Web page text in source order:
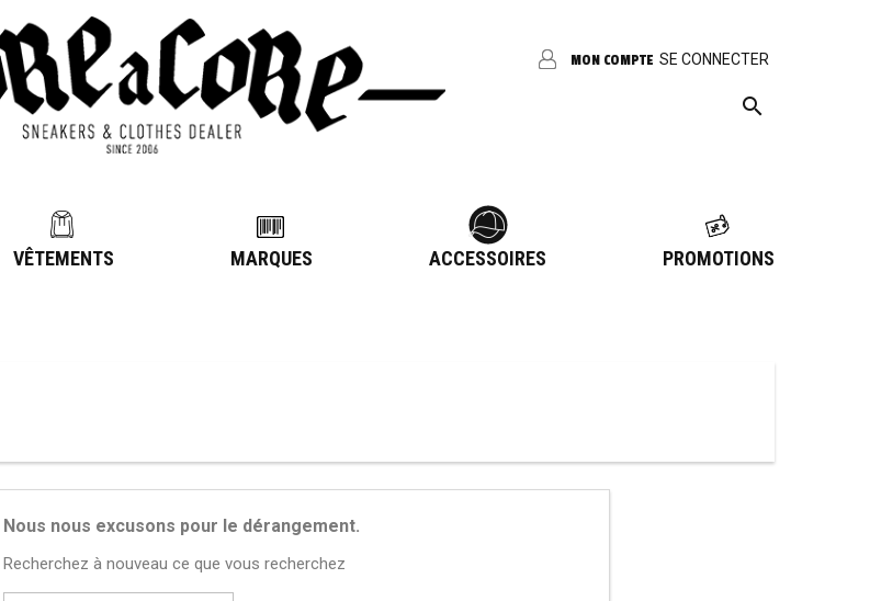
MON COMPTE SE CONNECTER

VÊTEMENTS MARQUES ACCESSOIRES PROMOTIONS
Nous nous excusons pour le dérangement.
Recherchez à nouveau ce que vous recherchez